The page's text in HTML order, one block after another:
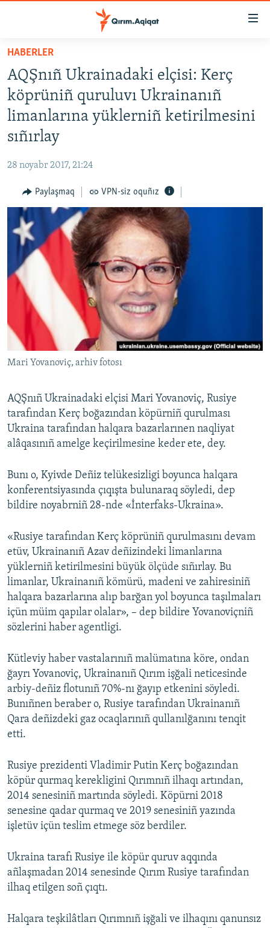
Esas
qaytmaq
Baş
navigatsiyağa
qaytmaq
Qıdıruvğa
SİYASET
İQTİSADİYAT
CEMİYET
İNSAN AQLARI
VİDEO
SÜRET
BLOGLAR
FİKİR
Русский
Українською
QOŞULIÑIZ!
RFE/RS bütün saytları
HABERLER
AQŞnıñ Ukrainadaki elçisi: Kerç
köprüniñ quruluvı Ukrainanıñ
limanlarına yüklerniñ ketirilmesini
sıñırlay
28 noyabr 2017, 21:24
Paylaşmaq VPN-siz oquñız
Mari Yovanoviç, arhiv fotosı
AQŞnıñ Ukrainadaki elçisi Mari Yovanoviç, Rusiye
tarafından Kerç boğazından köpürniñ qurulması
Ukraina tarafından halqara bazarlarınen naqliyat
alâqasınıñ amelge keçirilmesine keder ete, dey.
Bunı o, Kyivde Deñiz telükesizligi boyunca halqara
konferentsiyasında çıqışta bulunaraq söyledi, dep
bildire noyabrniñ 28-nde «İnterfaks-Ukraina».
«Rusiye tarafından Kerç köprüniñ qurulmasını devam
etüv, Ukrainanıñ Azav deñizindeki limanlarına
yüklerniñ ketirilmesini büyük ölçüde sıñırlay. Bu
limanlar, Ukrainanıñ kömürü, madeni ve zahiresiniñ
halqara bazarlarına alıp barğan yol boyunca taşılmaları
içün müim qapılar olalar», – dep bildire Yovanoviçniñ
sözlerini haber agentligi.
Kütleviy haber vastalarınıñ malümatına köre, ondan
ğayrı Yovanoviç, Ukrainanıñ Qırım işğali neticesinde
arbiy-deñiz flotunıñ 70%-nı ğayıp etkenini söyledi.
Bunıñnen beraber o, Rusiye tarafından Ukrainanıñ
Qara deñizdeki gaz ocaqlarınıñ qullanılğanını tenqit
etti.
Rusiye prezidenti Vladimir Putin Kerç boğazından
köpür qurmaq kerekligini Qırımnıñ ilhaqı artından,
2014 senesiniñ martında söyledi. Köpürni 2018
senesine qadar qurmaq ve 2019 senesiniñ yazında
işletüv içün teslim etmege söz berdiler.
Ukraina tarafı Rusiye ile köpür quruv aqqında
añlaşmadan 2014 senesinde Qırım Rusiye tarafından
ilhaq etilgen soñ çıqtı.
Halqara teşkilâtları Qırımnıñ işğali ve ilhaqını qanunsız